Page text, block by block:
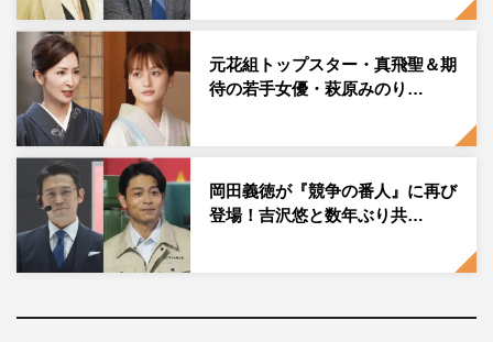
晩酌が待ちきれず、鼻歌を口ずさみながら家路を急ぐ風
見。「ただいま～」と家に帰る風見だが、妻と息子は寝て
しまっている様子。そして風見は妻が作ってくれた食事と
一緒に「金麦」で晩酌。麦のうまみと澄んだ後味はそのま
まに、“まろやか”に仕上げた“秋の味”の「金麦」と一緒に
旬の食材を満喫する。もう一杯とおかわりを取りに立ち上
がった時、そこには息子・大輔からの手紙が…。
この特別CMは、9月5日放送の『競争の番人』第9話の中
で1回放映される。
第9話（9月5日放送）あらすじ
元花組トップスター・真飛聖＆期
待の若手女優・萩原みのり…
岡田義徳が『競争の番人』に再び
登場！吉沢悠と数年ぶり共…